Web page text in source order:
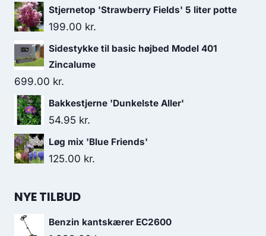
Stjernetop 'Strawberry Fields' 5 liter potte
199.00 kr.
Sidestykke til basic højbed Model 401
Zincalume
699.00 kr.
Bakkestjerne 'Dunkelste Aller'
54.95 kr.
Løg mix 'Blue Friends'
125.00 kr.
NYE TILBUD
Benzin kantskærer EC2600